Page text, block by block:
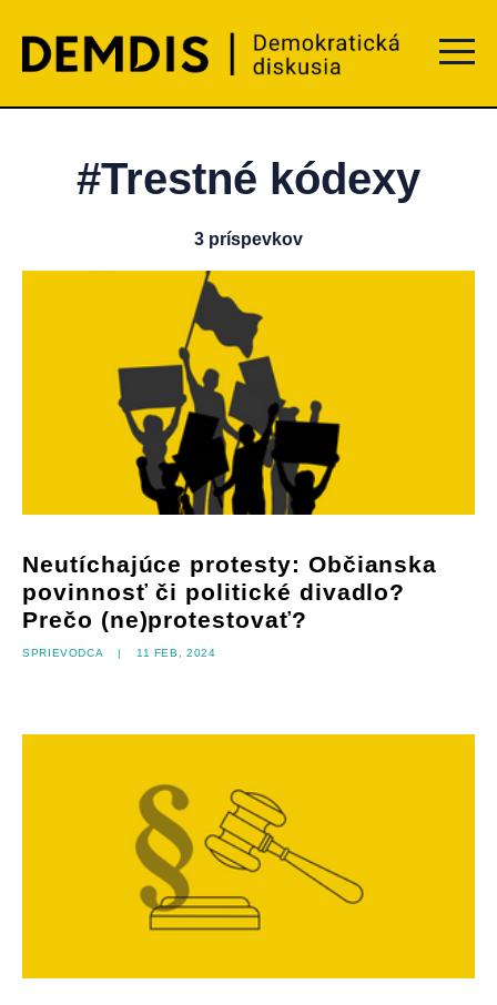
Menu
#Trestné kódexy
3 príspevkov
Neutíchajúce protesty: Občianska
povinnosť či politické divadlo?
Prečo (ne)protestovať?
Sprievodca | 11 feb, 2024